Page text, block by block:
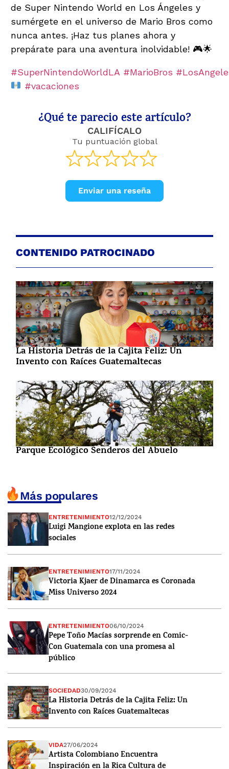
de Super Nintendo World en Los Ángeles y
sumérgete en el universo de Mario Bros como
nunca antes. ¡Haz tus planes ahora y
prepárate para una aventura inolvidable! 🎮🌟
#SuperNintendoWorldLA #MarioBros
#vacaciones
¿Qué te parecio este artículo?
CALIFÍCALO
Tu puntuación global
Enviar una reseña
CONTENIDO PATROCINADO
La Historia Detrás de la Cajita Feliz: Un
Invento con Raíces Guatemaltecas
Parque Ecológico Senderos del Abuelo
Más populares
ENTRETENIMIENTO12/12/2024
Luigi Mangione explota en las redes
sociales
ENTRETENIMIENTO17/11/2024
Victoria Kjaer de Dinamarca es Coronada
Miss Universo 2024
ENTRETENIMIENTO06/10/2024
Pepe Toño Macías sorprende en Comic-
Con Guatemala con una promesa al
público
SOCIEDAD30/09/2024
La Historia Detrás de la Cajita Feliz: Un
Invento con Raíces Guatemaltecas
VIDA27/06/2024
Artista Colombiano Encuentra